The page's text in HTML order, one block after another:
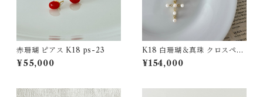
赤珊瑚 ピアス K18 ps-23
¥55,000
K18 白珊瑚＆真珠 クロスペン
ダント pd-46
¥154,000